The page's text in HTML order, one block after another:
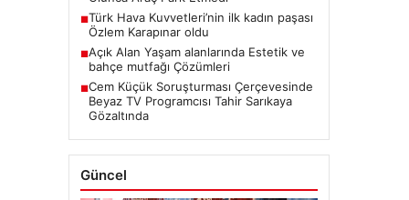
■Türk Hava Kuvvetleri’nin ilk kadın paşası
Özlem Karapınar oldu
■Açık Alan Yaşam alanlarında Estetik ve
bahçe mutfağı Çözümleri
■Cem Küçük Soruşturması Çerçevesinde
Beyaz TV Programcısı Tahir Sarıkaya
Gözaltında
Güncel